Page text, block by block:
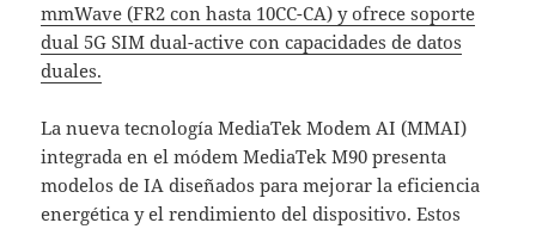
mmWave (FR2 con hasta 10CC-CA) y ofrece soporte
dual 5G SIM dual-active con capacidades de datos
duales.
La nueva tecnología MediaTek Modem AI (MMAI)
integrada en el módem MediaTek M90 presenta
modelos de IA diseñados para mejorar la eficiencia
energética y el rendimiento del dispositivo. Estos